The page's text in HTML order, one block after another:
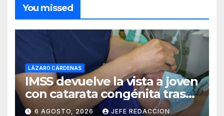
You missed
LÁZARO CÁRDENAS
IMSS devuelve la vista a joven
con catarata congénita tras
23 años de limitación visual
6 AGOSTO, 2026 JEFE REDACCION